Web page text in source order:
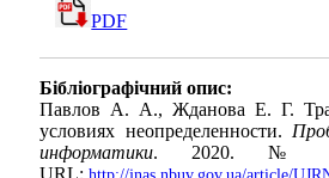
PDF
Бібліографічний опис:
Павлов А. А., Жданова Е. Г.
условиях неопределенности.
информатики. 2020. №